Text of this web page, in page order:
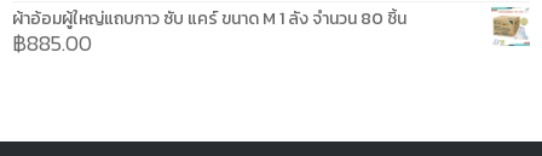
ผ้าอ้อมผู้ใหญ่แถบกาว ซับ แคร์ ขนาด M 1 ลัง จำนวน 80 ชิ้น
฿885.00